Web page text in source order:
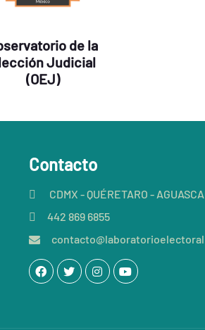
de la
Judicial
(OEJ)
Contacto
CDMX - QUÉRETARO -
442 869 6855